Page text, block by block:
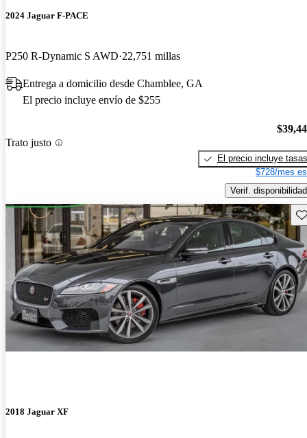
2024 Jaguar F-PACE
P250 R-Dynamic S AWD 22,751 millas
Entrega a domicilio desde Chamblee, GA
El precio incluye envío de $255
Trato justo
El precio incluye tasas
$728/mes
Verif. disponibilidad
2018 Jaguar XF